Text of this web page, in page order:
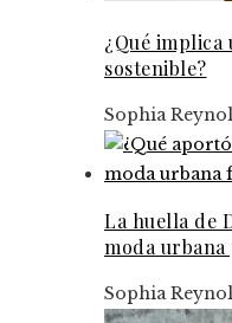
¿Qué implica
sostenible?
Sophia
La huella de
moda
Sophia